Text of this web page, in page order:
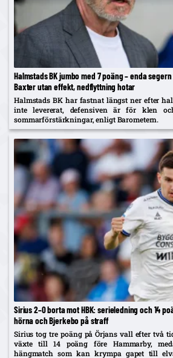
Halmstads BK jumbo med 7 poäng – enda
Baxter utan effekt, nedflyttning hotar
Halmstads BK har fastnat längst ner efter
inte levererat, defensiven är för klen
sommarförstärkningar, enligt Barometern.
Sirius 2–0 borta mot HBK: serieledning och 14
hörna och Bjerkebo på straff
Sirius tog tre poäng på Örjans vall efter två
växte till 14 poäng före Hammarby,
hängmatch som kan krympa gapet till